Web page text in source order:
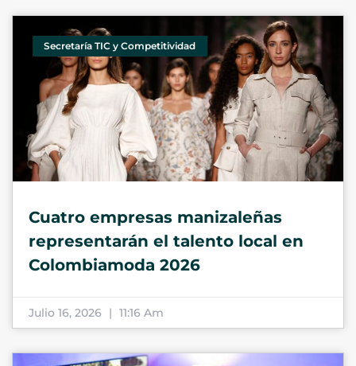
Secretaría TIC y Competitividad
Cuatro empresas manizaleñas
representarán el talento local en
Colombiamoda 2026
Julio 16, 2026 11:16 Am